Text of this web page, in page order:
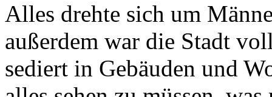
Alles drehte sich um
außerdem war die Stadt
sediert in Gebäuden und